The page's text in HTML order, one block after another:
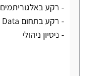
- רקע באלגוריתמים
- רקע בתחום ML, Big Data, Data
- ניסיון ניהולי